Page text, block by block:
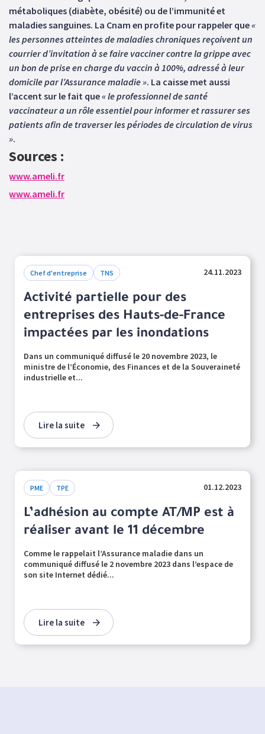
métaboliques (diabète, obésité) ou de l’immunité et
maladies sanguines. La Cnam en profite pour rappeler que«
les personnes atteintes de maladies chroniques reçoivent un
courrier d’invitation à se faire vacciner contre la grippe avec
un bon de prise en charge du vaccin à 100%, adressé à leur
domicile par l’Assurance maladie ». La caisse met aussi
l’accent sur le fait que« le professionnel de santé
vaccinateur a un rôle essentiel pour informer et rassurer ses
patients afin de traverser les périodes de circulation de virus
».
Sources :
www.ameli.fr
www.ameli.fr
Chef d'entreprise TNS 24.11.2023
Activité partielle pour des
entreprises des Hauts-de-France
impactées par les inondations
Dans un communiqué diffusé le 20 novembre 2023, le
ministre de l’Économie, des Finances et de la Souveraineté
industrielle et...
Lire la suite
PME TPE 01.12.2023
L’adhésion au compte AT/MP est à
réaliser avant le 11 décembre
Comme le rappelait l’Assurance maladie dans un
communiqué diffusé le 2 novembre 2023 dans l’espace de
son site Internet dédié...
Lire la suite